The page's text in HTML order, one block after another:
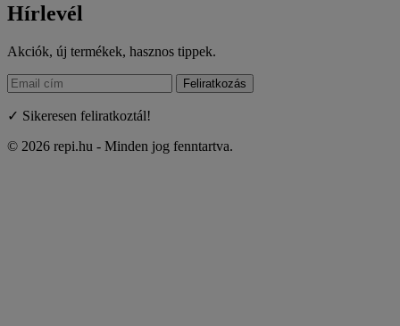
Hírlevél
Akciók, új termékek, hasznos tippek.
Feliratkozás
✓ Sikeresen feliratkoztál!
© 2026 repi.hu - Minden jog fenntartva.